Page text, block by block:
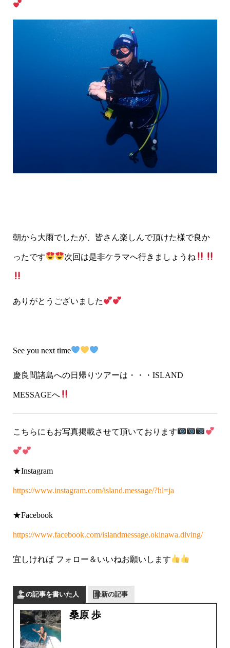
朝から大雨でしたが、皆さん楽しんで頂けた様で良か
ったです 次回は是非ケラマへ行きましょうね
ありがとうございました
See you next time
慶良間諸島への日帰りツアーは・・・ISLAND
MESSAGEへ
こちらにもお写真掲載させて頂いております
★Instagram
https://www.instagram.com/island.message/?hl=ja
★Facebook
https://www.facebook.com/islandmessage.okinawa.diving/
宜しければ フォロー＆いいねお願いします
この記事を書いた人 最新の記事
桑原 歩